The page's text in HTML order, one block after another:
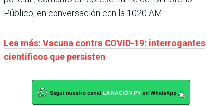
Público, en conversación con la 1020 AM.
Lea más: Vacuna contra COVID-19: interrogantes
científicos que persisten